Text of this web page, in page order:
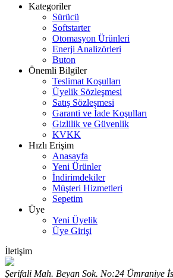
Kategoriler
Sürücü
Softstarter
Otomasyon Ürünleri
Enerji Analizörleri
Buton
Önemli Bilgiler
Teslimat Koşulları
Üyelik Sözleşmesi
Satış Sözleşmesi
Garanti ve İade Koşulları
Gizlilik ve Güvenlik
KVKK
Hızlı Erişim
Anasayfa
Yeni Ürünler
İndirimdekiler
Müşteri Hizmetleri
Sepetim
Üye
Yeni Üyelik
Üye Girişi
İletişim
Şerifali Mah. Beyan Sok. No:24 Ümraniye